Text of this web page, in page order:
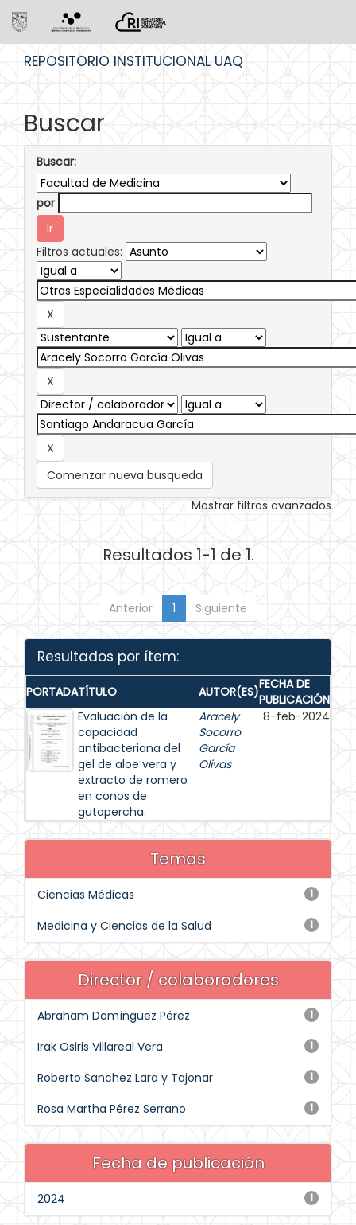
REPOSITORIO INSTITUCIONAL UAQ
Buscar
Buscar:
por
Filtros actuales:
Comenzar nueva busqueda
Mostrar filtros avanzados
Resultados 1-1 de 1.
Anterior 1 Siguiente
Resultados por ítem:
PORTADATÍTULO AUTOR(ES)FECHA DE
PUBLICACIÓN
Evaluación de la
capacidad
antibacteriana del
gel de aloe vera y
extracto de romero
en conos de
gutapercha.
Aracely
Socorro
García
Olivas
8-feb-2024
Temas
1
Ciencias Médicas
1
Medicina y Ciencias de la Salud
Director / colaboradores
1
Abraham Domínguez Pérez
1
Irak Osiris Villareal Vera
1
Roberto Sanchez Lara y Tajonar
1
Rosa Martha Pérez Serrano
Fecha de publicación
1
2024